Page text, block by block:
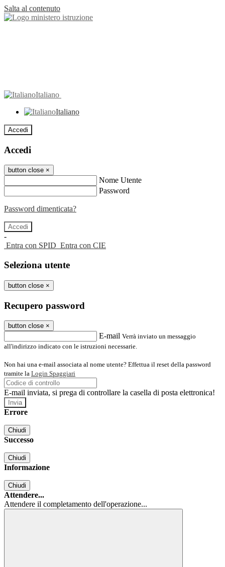
Salta al contenuto
Italiano
Italiano
Accedi
Accedi
button close ×
Nome Utente
Password
Password dimenticata?
-
Entra con SPID Entra con CIE
Seleziona utente
button close ×
Recupero password
button close ×
E-mail Verrà inviato un messaggio
all'indirizzo indicato con le istruzioni necessarie.
Non hai una e-mail associata al nome utente? Effettua il reset della password
tramite la Login Spaggiari
E-mail inviata, si prega di controllare la casella di posta elettronica!
Errore
Chiudi
Successo
Chiudi
Informazione
Chiudi
Attendere...
Attendere il completamento dell'operazione...